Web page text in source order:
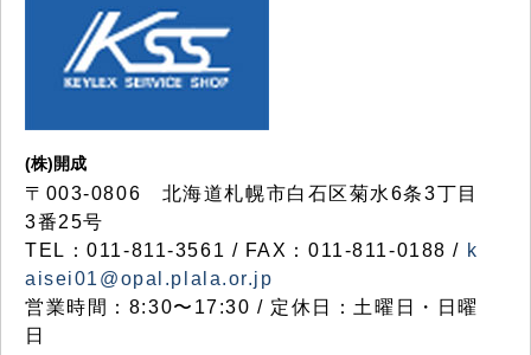
(株)開成
〒003-0806 北海道札幌市白石区菊水6条3丁目
3番25号
TEL：011-811-3561 / FAX：011-811-0188 / k
aisei01@opal.plala.or.jp
営業時間：8:30〜17:30 / 定休日：土曜日・日曜
日